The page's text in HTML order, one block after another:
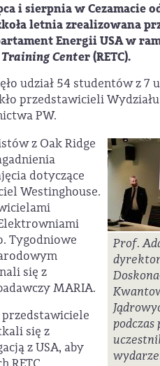
i sierpnia w Cezamacie
letnia zrealizowana
Energii USA w
Center (RETC).
udział 54 studentów z 7
przedstawicieli
PW.
Prof.
z Oak Ridge
dotyczące
Westinghouse.
Tygodniowe
się z
MARIA.
się z
z USA, aby